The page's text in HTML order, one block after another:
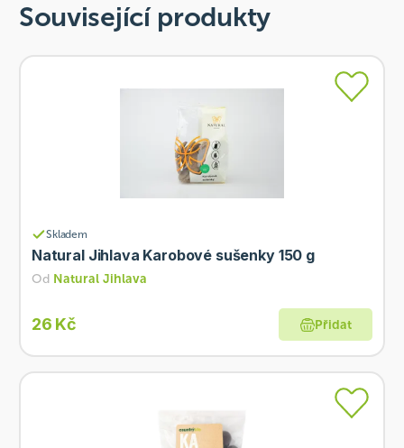
Související produkty
Skladem
Natural Jihlava Karobové sušenky 150 g
Od Natural Jihlava
26 Kč Přidat